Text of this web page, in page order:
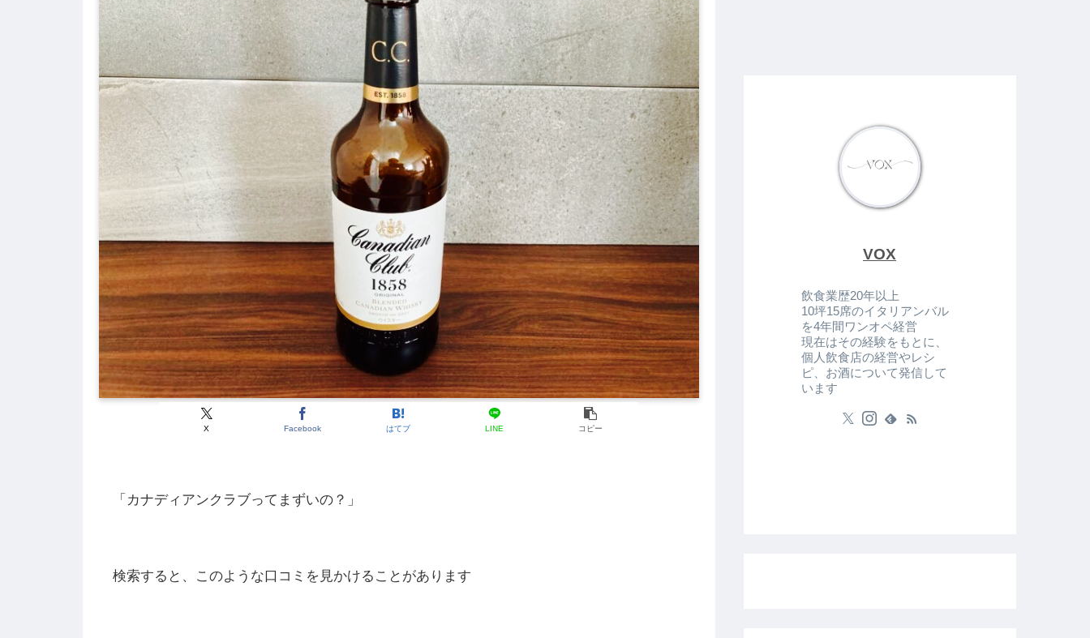
X Facebook はてブ LINE コピー
「カナディアンクラブってまずいの？」
検索すると、このような口コミを見かけることがあります
VOX
飲食業歴20年以上
10坪15席のイタリアンバル
を4年間ワンオペ経営
現在はその経験をもとに、
個人飲食店の経営やレシ
ピ、お酒について発信して
います